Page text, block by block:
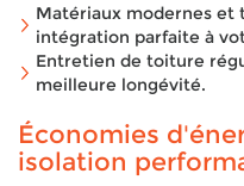
Matériaux modernes et
intégration parfaite à
Entretien de toiture
meilleure longévité.
Économies
isolation